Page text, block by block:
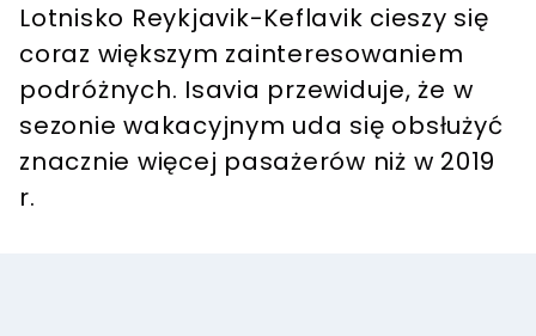
Lotnisko Reykjavik-Keflavik cieszy się
coraz większym zainteresowaniem
podróżnych. Isavia przewiduje, że w
sezonie wakacyjnym uda się obsłużyć
znacznie więcej pasażerów niż w 2019
r.